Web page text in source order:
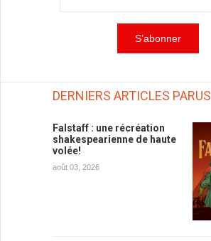
DERNIERS ARTICLES PARUS
Falstaff : une récréation
shakespearienne de haute
volée!
août 03, 2026